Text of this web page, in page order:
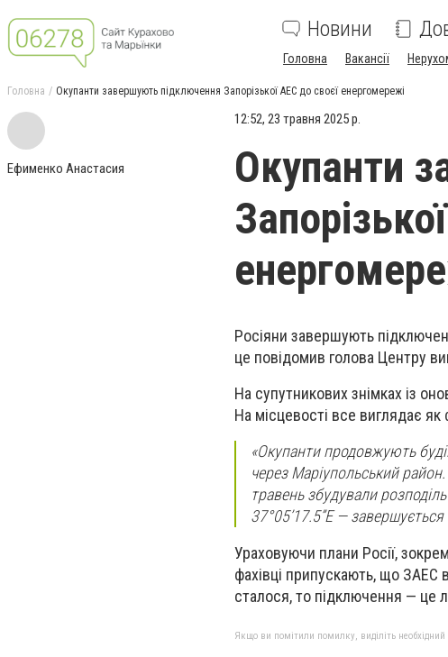
Новини
Головна Вакансії
Головна Окупанти завершують підключення Запорізької АЕС до своєї енергомережі
Ефименко Анастасия
12:52, 23 травня 2025 р.
Окупанти
Росіяни завершують
це повідомив голова Центру
На супутникових знімках із
На місцевості все виглядає як
«Окупанти продовжують
через Маріупольський
травень збудували
37°05’17.5”E —
Ураховуючи плани Росії,
фахівці припускають, що
сталося, то підключення — це
Якщо ви помітили помилку, виділіть